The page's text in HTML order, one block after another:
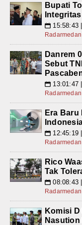
Bupati
📅 15:58:43
Danrem
Sebut
📅 13:01:47
Era
📅 12:45:19
Rico
Tak
📅 08:08:43
Komisi